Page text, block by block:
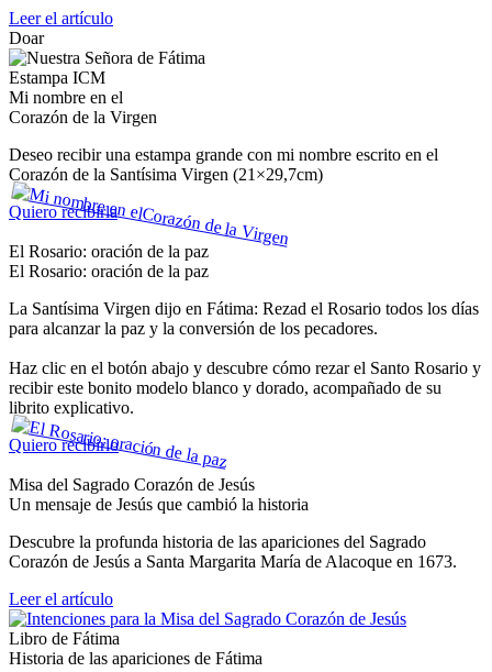
Leer el artículo
Doar
Estampa ICM
Mi nombre en el
Corazón de la Virgen
Deseo recibir una estampa grande con mi nombre escrito en el
Corazón de la Santísima Virgen (21×29,7cm)
Quiero recibirla
El Rosario: oración de la paz
El Rosario: oración de la paz
La Santísima Virgen dijo en Fátima: Rezad el Rosario todos los días
para alcanzar la paz y la conversión de los pecadores.
Haz clic en el botón abajo y descubre cómo rezar el Santo Rosario y
recibir este bonito modelo blanco y dorado, acompañado de su
librito explicativo.
Quiero recibirlo
Misa del Sagrado Corazón de Jesús
Un mensaje de Jesús que cambió la historia
Descubre la profunda historia de las apariciones del Sagrado
Corazón de Jesús a Santa Margarita María de Alacoque en 1673.
Leer el artículo
Libro de Fátima
Historia de las apariciones de Fátima